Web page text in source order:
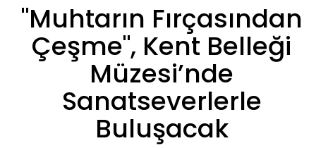
"Muhtarın Fırçasından
Çeşme", Kent Belleği
Müzesi’nde
Sanatseverlerle
Buluşacak